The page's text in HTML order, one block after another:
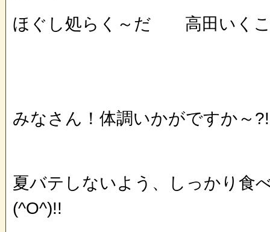
ほぐし処らく～だ 高田いく
みなさん！体調いかがですか～
夏バテしないよう、しっかり食
(^O^)!!